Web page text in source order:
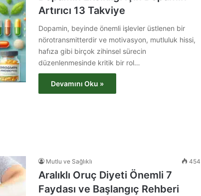
Artırıcı 13 Takviye
Dopamin, beyinde önemli işlevler üstlenen bir
nörotransmitterdir ve motivasyon, mutluluk hissi,
hafıza gibi birçok zihinsel sürecin
düzenlenmesinde kritik bir rol…
Devamını Oku »
Mutlu ve Sağlıklı 454
Aralıklı Oruç Diyeti Önemli 7
Faydası ve Başlangıç Rehberi